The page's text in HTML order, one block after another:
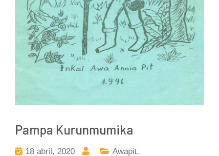
Pampa Kurunmumika
18 abril, 2020 Awapit,